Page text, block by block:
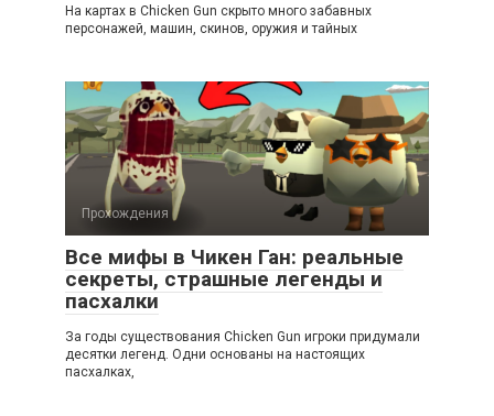
На картах в Chicken Gun скрыто много забавных
персонажей, машин, скинов, оружия и тайных
Прохождения
Все мифы в Чикен Ган: реальные
секреты, страшные легенды и
пасхалки
За годы существования Chicken Gun игроки придумали
десятки легенд. Одни основаны на настоящих
пасхалках,